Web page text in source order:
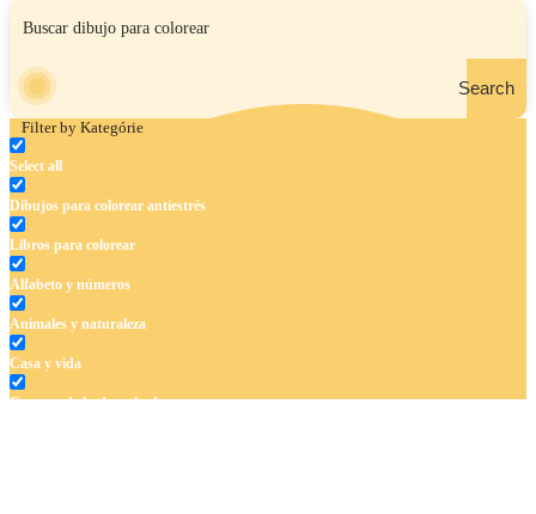
Search
Filter by Kategórie
Select all
Dibujos para colorear antiestrés
Libros para colorear
Alfabeto y números
Animales y naturaleza
Casa y vida
Cuentos de hadas y hadas